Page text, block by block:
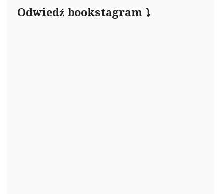
Odwiedź bookstagram ⤵